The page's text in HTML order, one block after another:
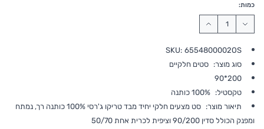
כמות:
SKU: 6554800002OS
סוג מוצר: סטים חלקיים
200*90
טקסטיל: 100% כותנה
תיאור מוצר:
סט מצעים חלקי יחיד מבד טריקו ג'רסי 100% כותנה רך, נמתח
ומפנק הכולל סדין 90/200 וציפית לכרית אחת 50/70